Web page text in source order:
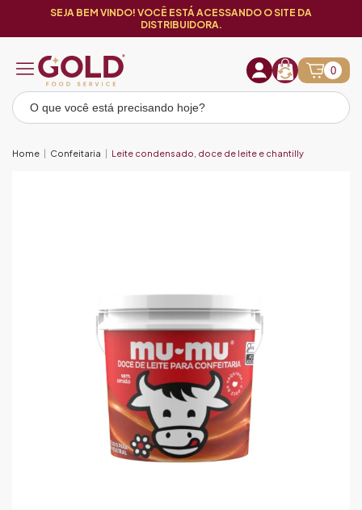
SEJA BEM VINDO! VOCÊ ESTÁ ACESSANDO O SITE DA
DISTRIBUIDORA.
0
Home Confeitaria Leite condensado, doce de leite e chantilly